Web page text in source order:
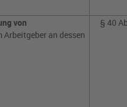
von
Arbeitgeber an dessen
§ 40